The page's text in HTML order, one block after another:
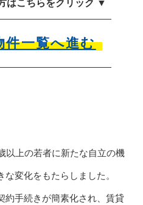
はこちらをクリック ▼
件一覧へ進む
以上の若者に新たな自立の機
変化をもたらしました。
約手続きが簡素化され、賃貸